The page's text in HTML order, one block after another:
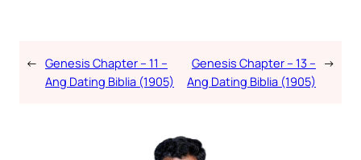
← Genesis Chapter – 11 –
Ang Dating Biblia (1905)
Genesis Chapter – 13 –
Ang Dating Biblia (1905)
→